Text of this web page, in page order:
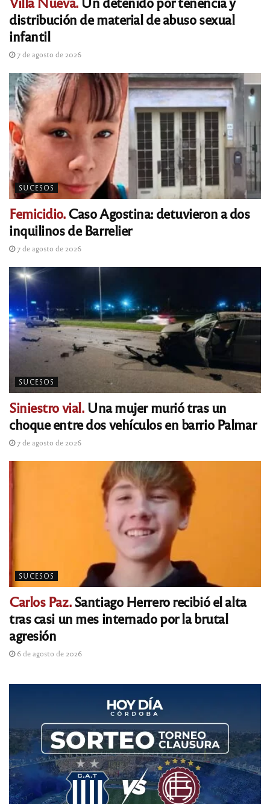
distribución de material de abuso sexual
infantil
7 de agosto de 2026
SUCESOS
Femicidio.Caso Agostina: detuvieron a dos
inquilinos de Barrelier
7 de agosto de 2026
SUCESOS
Siniestro vial.Una mujer murió tras un
choque entre dos vehículos en barrio Palmar
7 de agosto de 2026
SUCESOS
Carlos Paz.Santiago Herrero recibió el alta
tras casi un mes internado por la brutal
agresión
6 de agosto de 2026